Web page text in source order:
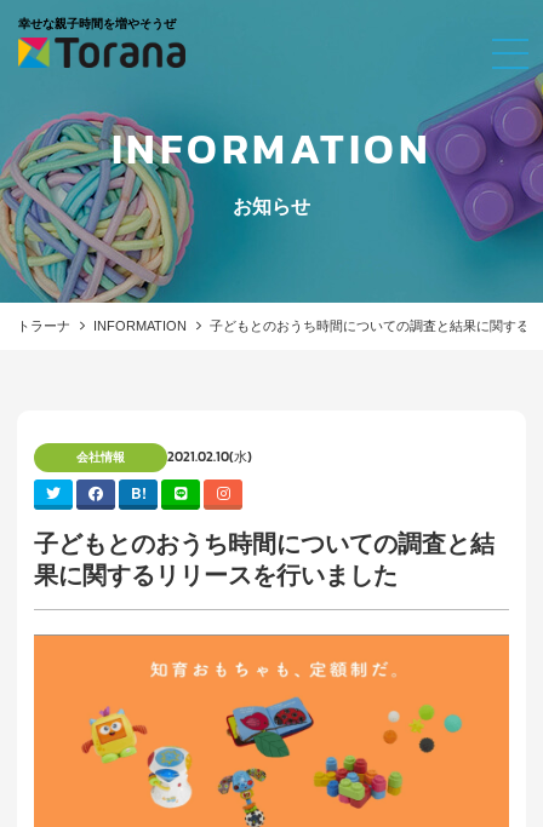
幸せな親子時間を増やそうぜ
INFORMATION
お知らせ
トラーナ INFORMATION 子どもとのおうち時間についての調査と結果に関する
会社情報 2021.02.10(水)
B!
子どもとのおうち時間についての調査と結
果に関するリリースを行いました